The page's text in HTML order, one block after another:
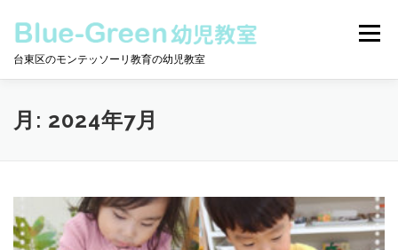
ツ
台東区のモンテッソーリ教育の幼児教室
メニュー
モンテッソーリとは
お問合せ
月: 2024年7月